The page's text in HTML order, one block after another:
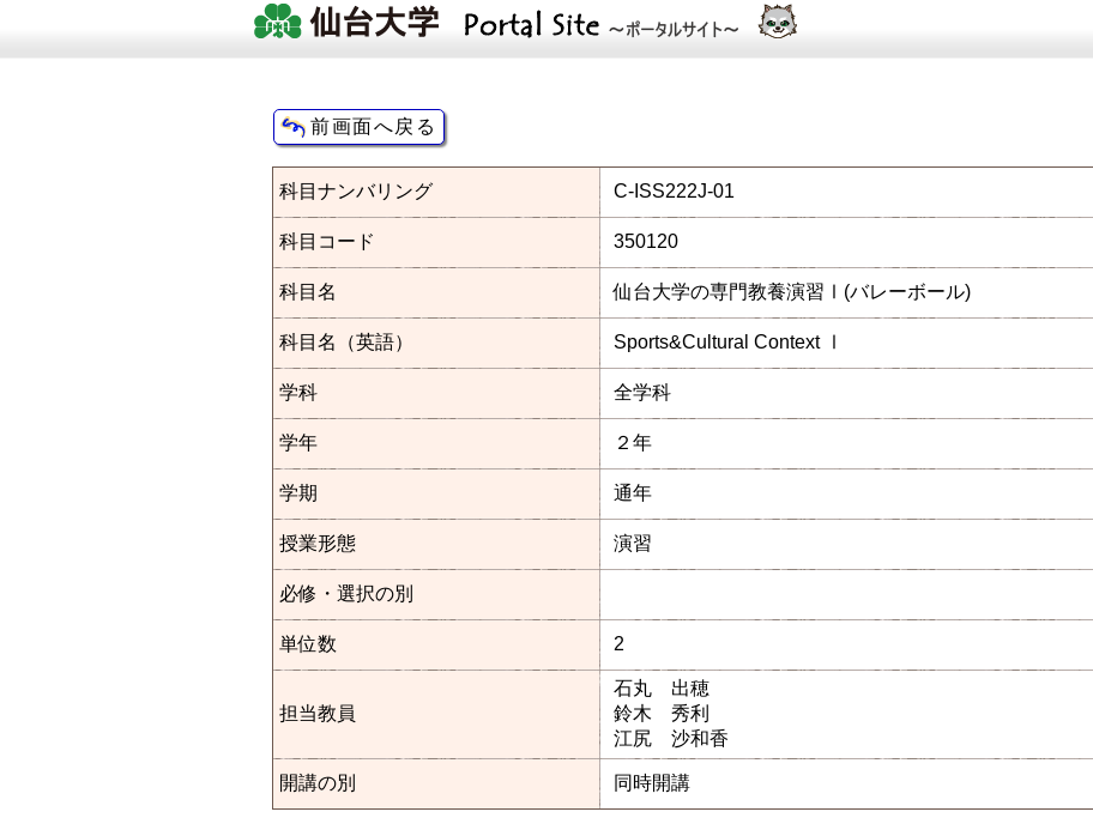
科目ナンバリング C-ISS222J-01
科目コード 350120
科目名 仙台大学の専門教養演習Ⅰ(バレーボール)
科目名（英語） Sports&Cultural Context Ⅰ
学科 全学科
学年 ２年
学期 通年
授業形態 演習
必修・選択の別
単位数 2
担当教員
石丸 出穂
鈴木 秀利
江尻 沙和香
開講の別 同時開講